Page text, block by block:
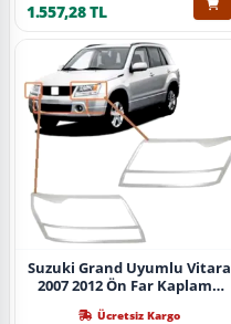
1.557,28 TL
Suzuki Grand Uyumlu Vitara
2007 2012 Ön Far Kaplama
Ücretsiz Kargo